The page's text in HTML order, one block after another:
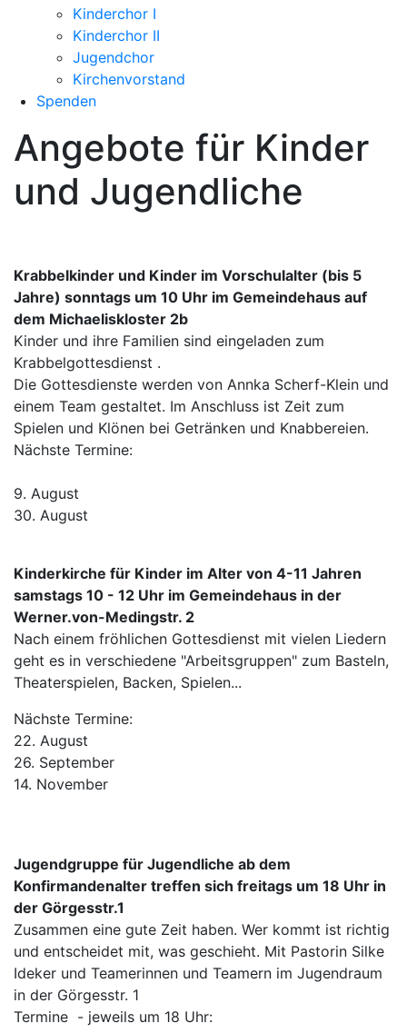
Kinderchor I
Kinderchor II
Jugendchor
Kirchenvorstand
Spenden
Angebote für Kinder
und Jugendliche
Krabbelkinder und Kinder im Vorschulalter (bis 5
Jahre) sonntags um 10 Uhr im Gemeindehaus auf
dem Michaeliskloster 2b
Kinder und ihre Familien sind eingeladen zum
Krabbelgottesdienst .
Die Gottesdienste werden von Annka Scherf-Klein und
einem Team gestaltet. Im Anschluss ist Zeit zum
Spielen und Klönen bei Getränken und Knabbereien.
Nächste Termine:
9. August
30. August
Kinderkirche für Kinder im Alter von 4-11 Jahren
samstags 10 - 12 Uhr im Gemeindehaus in der
Werner.von-Medingstr. 2
Nach einem fröhlichen Gottesdienst mit vielen Liedern
geht es in verschiedene "Arbeitsgruppen" zum Basteln,
Theaterspielen, Backen, Spielen...
Nächste Termine:
22. August
26. September
14. November
Jugendgruppe für Jugendliche ab dem
Konfirmandenalter treffen sich freitags um 18 Uhr in
der Görgesstr.1
Zusammen eine gute Zeit haben. Wer kommt ist richtig
und entscheidet mit, was geschieht. Mit Pastorin Silke
Ideker und Teamerinnen und Teamern im Jugendraum
in der Görgesstr. 1
Termine - jeweils um 18 Uhr: